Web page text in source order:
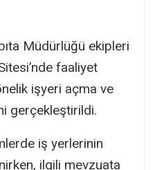
Müdürlüğü ekipleri
faaliyet
işyeri açma ve
gerçekleştirildi.
iş yerlerinin
ilgili mevzuata